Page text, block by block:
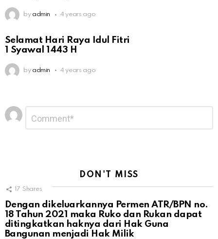
by admin 4 years ago
Selamat Hari Raya Idul Fitri
1 Syawal 1443 H
by admin 4 years ago
Leave
a
Reply
DON'T MISS
17 Shares
Dengan dikeluarkannya Permen ATR/BPN no.
18 Tahun 2021 maka Ruko dan Rukan dapat
ditingkatkan haknya dari Hak Guna
Bangunan menjadi Hak Milik